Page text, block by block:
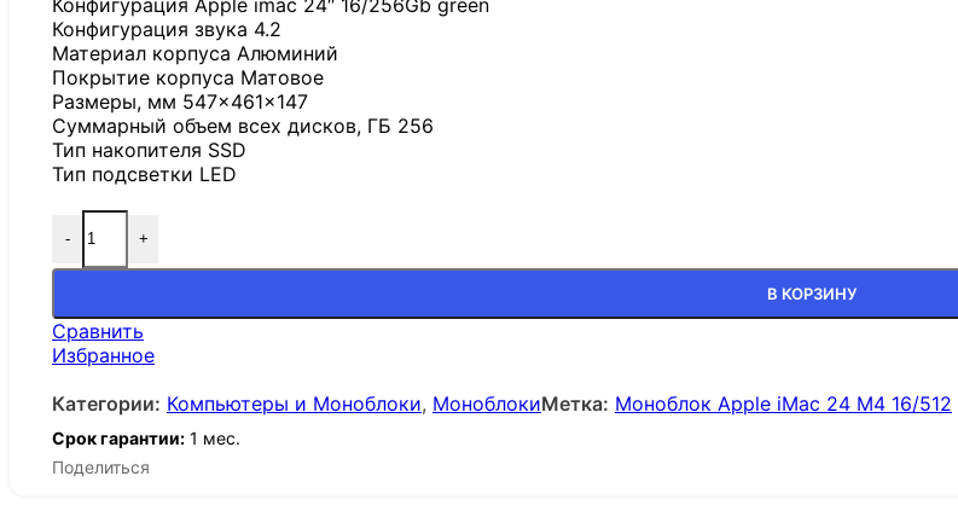
Конфигурация звука 4.2
Материал корпуса Алюминий
Покрытие корпуса Матовое
Размеры, мм 547×461×147
Суммарный объем всех дисков, ГБ 256
Тип накопителя SSD
Тип подсветки LED
- +
В КОРЗИНУ
Сравнить
Избранное
Категории: Компьютеры и Моноблоки, МоноблокиМетка: Моноблок Apple iMac 24 M4 16/512
Срок гарантии: 1 мес.
Поделиться